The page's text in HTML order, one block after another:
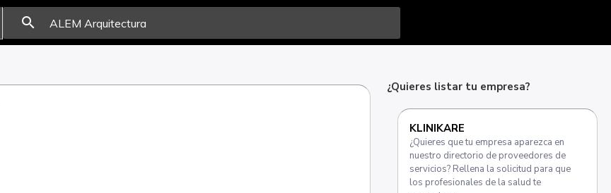
search
¿Quieres listar tu empresa?
KLINIKARE
¿Quieres que tu empresa aparezca en
nuestro directorio de proveedores de
servicios? Rellena la solicitud para que
los profesionales de la salud te